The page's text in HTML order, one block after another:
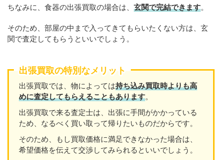
ちなみに、食器の出張買取の場合は、 玄関で完結できます。
そのため、部屋の中まで入ってきてもらいたくない方は、玄
関で査定してもらうといいでしょう。
出張買取の特別なメリット
出張買取では、物によっては持ち込み買取時よりも高
めに査定してもらえることもあります。
出張買取で来る査定士は、出張に手間がかかっている
ため、なるべく買い取って帰りたいものだからです。
そのため、もし買取価格に満足できなかった場合は、
希望価格を伝えて交渉してみられるといいでしょう。